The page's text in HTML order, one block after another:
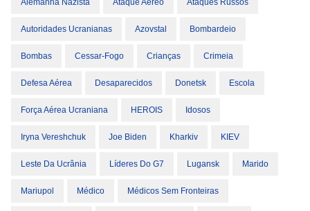
Alemanha Nazista Ataque Aéreo Ataques Russos
Autoridades Ucranianas Azovstal Bombardeio
Bombas Cessar-Fogo Crianças Crimeia
Defesa Aérea Desaparecidos Donetsk Escola
Força Aérea Ucraniana HEROIS Idosos
Iryna Vereshchuk Joe Biden Kharkiv KIEV
Leste Da Ucrânia Líderes Do G7 Lugansk Marido
Mariupol Médico Médicos Sem Fronteiras